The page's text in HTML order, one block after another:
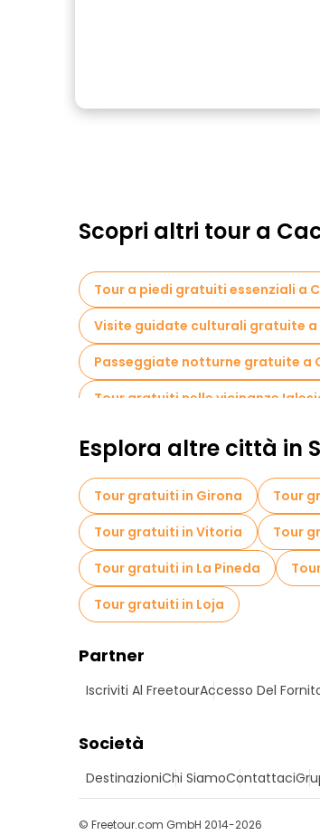
Scopri altri tour a
Tour a piedi gratuiti essenziali a
Visite guidate culturali gratuite a
Passeggiate notturne gratuite a
Tour gratuiti nelle vicinanze
Esplora altre città in
Tour gratuiti in Girona Tour
Tour gratuiti in Vitoria
Tour
Tour gratuiti in La Pineda
Tour gratuiti in Loja
Partner
Iscriviti Al FreetourAccesso Del
Società
DestinazioniChi SiamoContattaci
© Freetour.com GmbH 2014-2026